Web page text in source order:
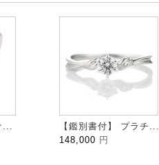
...
【鑑別書付】 プラチ...
148,000 円